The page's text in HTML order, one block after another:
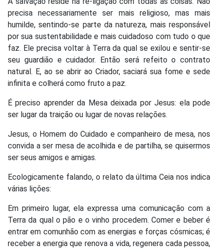
precisa necessariamente ser mais religioso, mas mais
humilde, sentindo-se parte da natureza, mais responsável
por sua sustentabilidade e mais cuidadoso com tudo o que
faz. Ele precisa voltar à Terra da qual se exilou e sentir-se
seu guardião e cuidador. Então será refeito o contrato
natural. E, ao se abrir ao Criador, saciará sua fome e sede
infinita e colherá como fruto a paz.
É preciso aprender da Mesa deixada por Jesus: ela pode
ser lugar da traição ou lugar de novas relações.
Jesus, o Homem do Cuidado e companheiro de mesa, nos
convida a ser mesa de acolhida e de partilha, se quisermos
ser seus amigos e amigas.
Ecologicamente falando, o relato da última Ceia nos indica
várias lições:
Em primeiro lugar, ela expressa uma comunicação com a
Terra da qual o pão e o vinho procedem. Comer e beber é
entrar em comunhão com as energias e forças cósmicas; é
receber a energia que renova a vida, regenera cada pessoa,